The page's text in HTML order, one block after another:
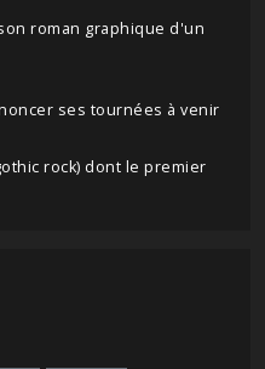
son roman graphique d'un
ses tournées à venir
rock) dont le premier